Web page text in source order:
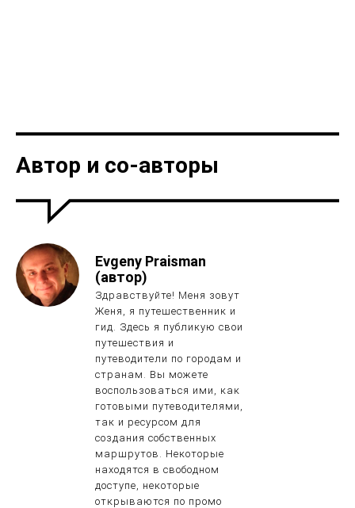
Автор и со-авторы
Evgeny Praisman
(автор)
Здравствуйте! Меня зовут
Женя, я путешественник и
гид. Здесь я публикую свои
путешествия и
путеводители по городам и
странам. Вы можете
воспользоваться ими, как
готовыми путеводителями,
так и ресурсом для
создания собственных
маршрутов. Некоторые
находятся в свободном
доступе, некоторые
открываются по промо